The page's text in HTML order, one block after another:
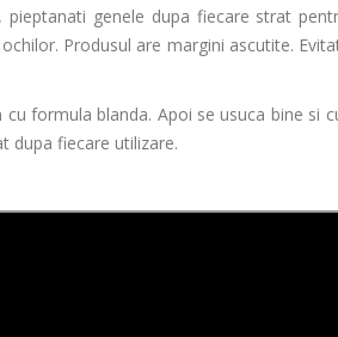
genele dupa fiecare strat
Produsul are margini ascutite.
formula blanda. Apoi se usuca bine si
dupa fiecare utilizare.